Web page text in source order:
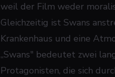
weil der Film weder
Gleichzeitig ist Swans
Krankenhaus und eine
„Swans" bedeutet zwei
Protagonisten, die sich